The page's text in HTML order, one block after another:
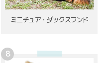
ミニチュア・ダックスフンド